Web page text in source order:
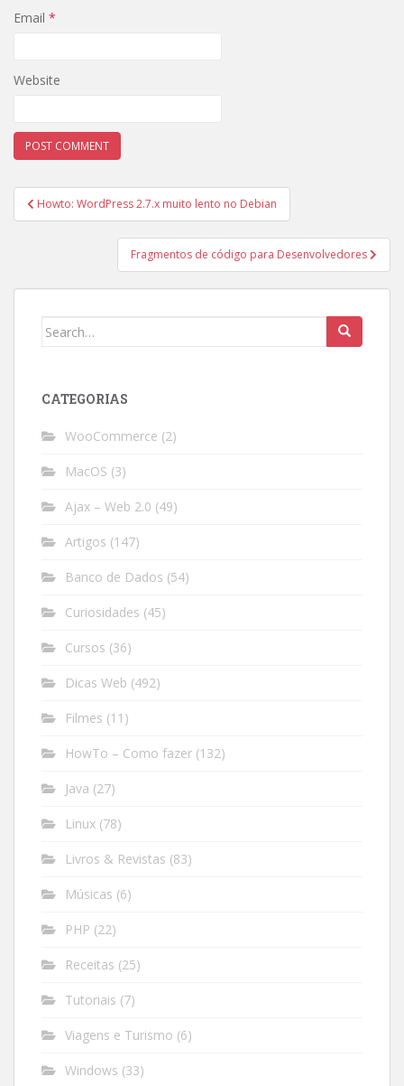
Email *
Website
Post
navigation
Howto: WordPress 2.7.x muito lento no Debian
Fragmentos de código para Desenvolvedores
Search
CATEGORIAS
WooCommerce (2)
MacOS (3)
Ajax – Web 2.0 (49)
Artigos (147)
Banco de Dados (54)
Curiosidades (45)
Cursos (36)
Dicas Web (492)
Filmes (11)
HowTo – Como fazer (132)
Java (27)
Linux (78)
Livros & Revistas (83)
Músicas (6)
PHP (22)
Receitas (25)
Tutoriais (7)
Viagens e Turismo (6)
Windows (33)